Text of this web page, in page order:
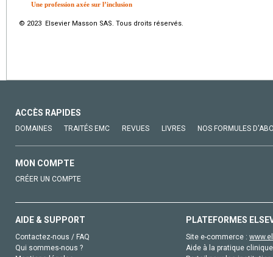
Une profession axée sur l’inclusion
© 2023 Elsevier Masson SAS. Tous droits réservés.
ACCÈS RAPIDES
DOMAINES TRAITÉS EMC REVUES LIVRES NOS FORMULES
MON COMPTE
CRÉER UN COMPTE
AIDE & SUPPORT
Contactez-nous / FAQ
Qui sommes-nous ?
PLATEFORMES
Site e-commerce :
Aide à la pratique